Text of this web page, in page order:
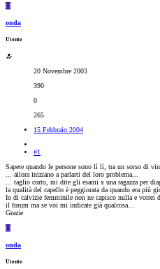
O
onda
Utente
20 Novembre 2003
390
0
265
15 Febbraio 2004
#1
Sapete quando le persone sono lì lì, tra un sorso di
... allora iniziano a parlarti del loro problema...
... taglio corto, mi dite gli esami x una ragazza per
la qualità del capello è peggiorata da quando era più
Io di calvizie femminile non ne capisco nulla e vorrei
il forum ma se voi mi indicate già qualcosa...
Grazie
O
onda
Utente